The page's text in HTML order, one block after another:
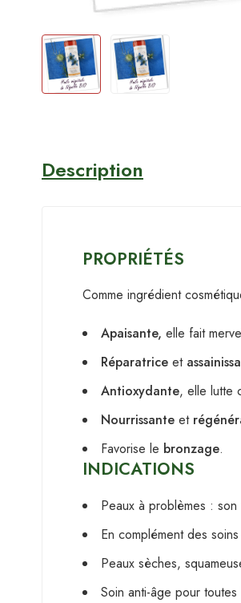
Description
PROPRIÉTÉS
Comme ingrédient
Apaisante, elle fait
Réparatrice et
Antioxydante, elle lutte
Nourrissante et
Favorise le bronzage.
INDICATIONS
Peaux à problèmes :
En complément des
Peaux sèches,
Soin anti-âge pour